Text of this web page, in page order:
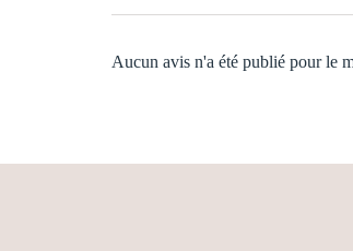
Aucun avis n'a été publié pour le